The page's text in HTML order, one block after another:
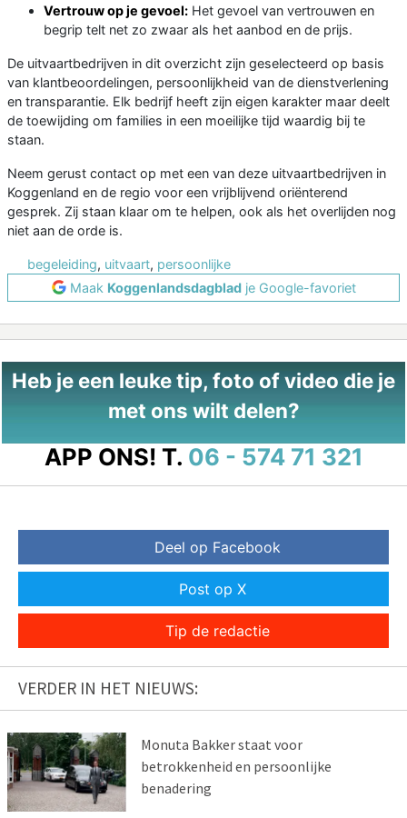
Vertrouw op je gevoel: Het gevoel van vertrouwen en
begrip telt net zo zwaar als het aanbod en de prijs.
De uitvaartbedrijven in dit overzicht zijn geselecteerd op basis
van klantbeoordelingen, persoonlijkheid van de dienstverlening
en transparantie. Elk bedrijf heeft zijn eigen karakter maar deelt
de toewijding om families in een moeilijke tijd waardig bij te
staan.
Neem gerust contact op met een van deze uitvaartbedrijven in
Koggenland en de regio voor een vrijblijvend oriënterend
gesprek. Zij staan klaar om te helpen, ook als het overlijden nog
niet aan de orde is.
begeleiding, uitvaart, persoonlijke
Maak Koggenlandsdagbladje Google-favoriet
Heb je een leuke tip, foto of video die je
met ons wilt delen?
APP ONS! T. 06 - 574 71 321
Deel op Facebook
Post op X
Tip de redactie
VERDER IN HET NIEUWS:
Monuta Bakker staat voor
betrokkenheid en persoonlijke
benadering